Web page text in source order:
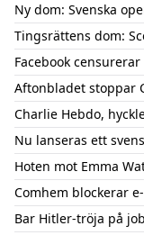
Ny dom: Svenska
Tingsrättens dom:
Facebook
Aftonbladet stoppar
Charlie Hebdo,
Nu lanseras ett
Hoten mot Emma
Comhem blockerar
Bar Hitler-tröja på